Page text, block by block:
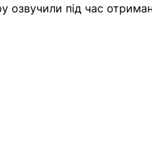
озвучили під час